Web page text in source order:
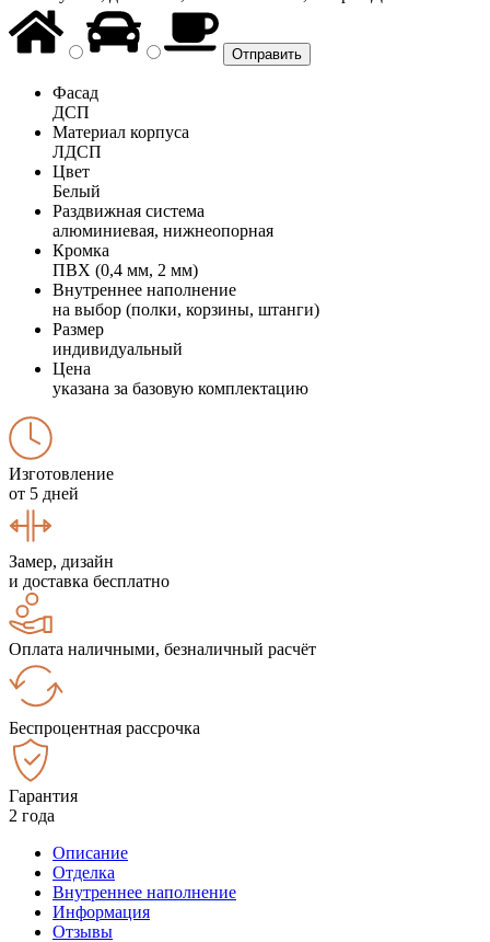
Фасад
ДСП
Материал корпуса
ЛДСП
Цвет
Белый
Раздвижная система
алюминиевая, нижнеопорная
Кромка
ПВХ (0,4 мм, 2 мм)
Внутреннее наполнение
на выбор (полки, корзины, штанги)
Размер
индивидуальный
Цена
указана за базовую комплектацию
Изготовление
от 5 дней
Замер, дизайн
и доставка бесплатно
Оплата наличными, безналичный расчёт
Беспроцентная рассрочка
Гарантия
2 года
Описание
Отделка
Внутреннее наполнение
Информация
Отзывы